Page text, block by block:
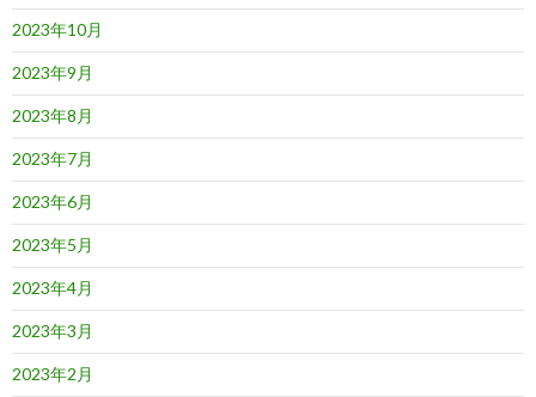
2023年10月
2023年9月
2023年8月
2023年7月
2023年6月
2023年5月
2023年4月
2023年3月
2023年2月